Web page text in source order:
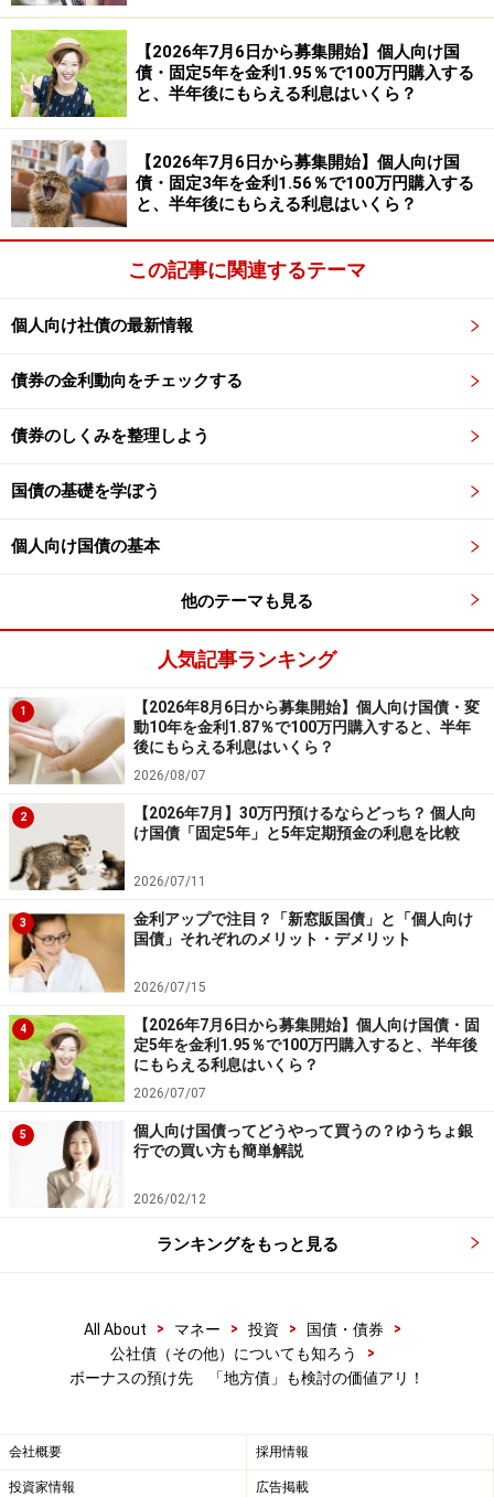
【2026年7月6日から募集開始】個人向け国
債・固定5年を金利1.95％で100万円購入する
と、半年後にもらえる利息はいくら？
【2026年7月6日から募集開始】個人向け国
債・固定3年を金利1.56％で100万円購入する
と、半年後にもらえる利息はいくら？
この記事に関連するテーマ
個人向け社債の最新情報
債券の金利動向をチェックする
債券のしくみを整理しよう
国債の基礎を学ぼう
個人向け国債の基本
他のテーマも見る
人気記事ランキング
1
【2026年8月6日から募集開始】個人向け国債・変
動10年を金利1.87％で100万円購入すると、半年
後にもらえる利息はいくら？
2026/08/07
2
【2026年7月】30万円預けるならどっち？ 個人向
け国債「固定5年」と5年定期預金の利息を比較
2026/07/11
3
金利アップで注目？「新窓販国債」と「個人向け
国債」それぞれのメリット・デメリット
2026/07/15
4
【2026年7月6日から募集開始】個人向け国債・固
定5年を金利1.95％で100万円購入すると、半年後
にもらえる利息はいくら？
2026/07/07
5
個人向け国債ってどうやって買うの？ゆうちょ銀
行での買い方も簡単解説
2026/02/12
ランキングをもっと見る
All About > マネー > 投資 > 国債・債券
>
公社債（その他）についても知ろう
>
ボーナスの預け先 「地方債」も検討の価値アリ！
会社概要 採用情報
投資家情報 広告掲載